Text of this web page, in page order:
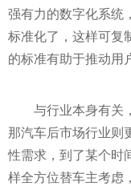
强有力的数字化系统
标准化了，这样可复
的标准有助于推动用
与行业本身有关
那汽车后市场行业则
性需求，到了某个时
样全方位替车主考虑